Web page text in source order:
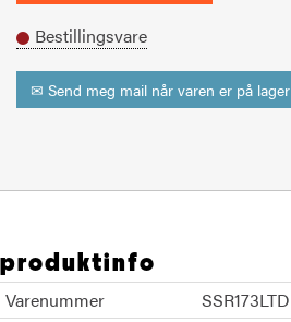
Bestillingsvare
✉ Send meg mail når varen er på lager
produktinfo
Varenummer
SSR173LTD